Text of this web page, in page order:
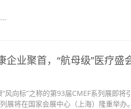
企业聚首，“航母级”医疗盛
风向标”之称的第93届CMEF系列展即
展将在国家会展中心（上海）隆重举